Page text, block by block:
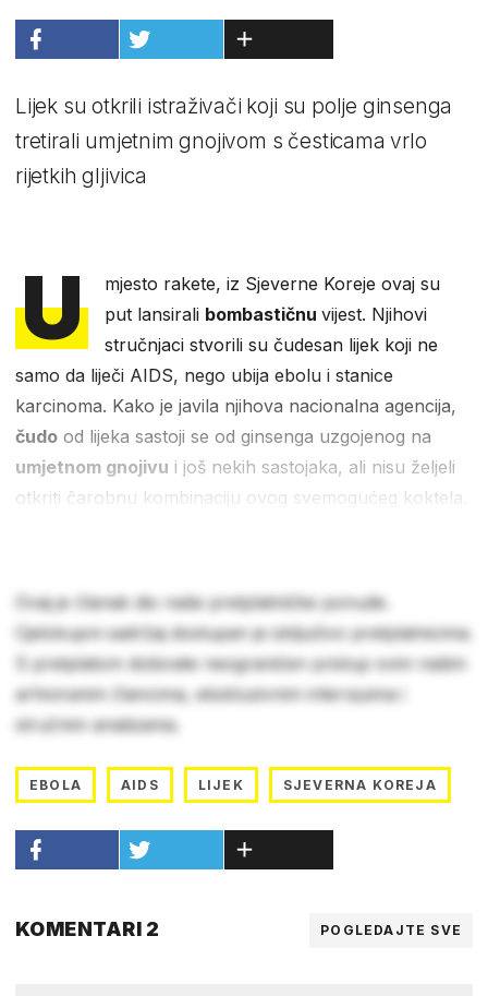
Lijek su otkrili istraživači koji su polje ginsenga
tretirali umjetnim gnojivom s česticama vrlo
rijetkih gljivica
U
mjesto rakete, iz Sjeverne Koreje ovaj su
put lansirali bombastičnuvijest. Njihovi
stručnjaci stvorili su čudesan lijek koji ne
samo da liječi AIDS, nego ubija ebolu i stanice
karcinoma. Kako je javila njihova nacionalna agencija,
čudo od lijeka sastoji se od ginsenga uzgojenog na
umjetnom gnojivu i još nekih sastojaka, ali nisu željeli
otkriti čarobnu kombinaciju ovog svemogućeg koktela.
Ovaj je članak dio naše pretplatničke ponude.
Cjelokupni sadržaj dostupan je isključivo pretplatnicima.
S pretplatom dobivate neograničen pristup svim našim
arhiviranim člancima, ekskluzivnim intervjuima i
stručnim analizama.
EBOLA AIDS LIJEK SJEVERNA KOREJA
KOMENTARI 2 POGLEDAJTE SVE